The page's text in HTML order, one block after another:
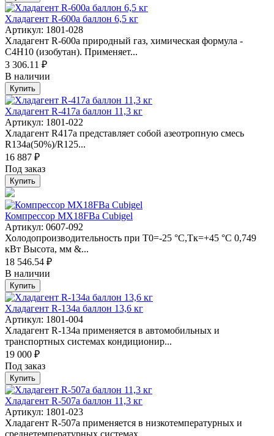
Хладагент R-600а баллон 6,5 кг
Артикул: 1801-028
Хладагент R-600a природный газ, химическая формула -
С4Н10 (изобутан). Применяет...
3 306.11 ₽
В наличии
Купить
Хладагент R-417a баллон 11,3 кг
Артикул: 1801-022
Хладагент R417a представляет собой азеотропную смесь
R134a(50%)/R125...
16 887 ₽
Под заказ
Купить
Компрессор MX18FBa Cubigel
Артикул: 0607-092
Холодопроизводительность при Т0=-25 °С,Тк=+45 °С 0,749
кВт Высота, мм &...
18 546.54 ₽
В наличии
Купить
Хладагент R-134а баллон 13,6 кг
Артикул: 1801-004
Хладагент R-134a применяется в автомобильных и
транспортных системах кондиционир...
19 000 ₽
Под заказ
Купить
Хладагент R-507a баллон 11,3 кг
Артикул: 1801-023
Хладагент R-507a применяется в низкотемпературных и
среднетемпературных системах...